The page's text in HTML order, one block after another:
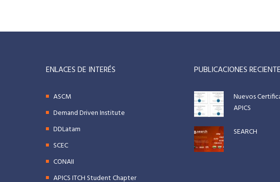
ENLACES DE INTERÉS
ASCM
Demand Driven Institute
DDLatam
SCEC
CONAII
APICS ITCH Student Chapter
PUBLICACIONES
Nuevos
APICS
SEARCH